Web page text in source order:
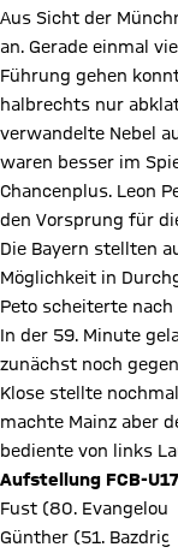
Aus Sicht der
an. Gerade einmal
Führung gehen
halbrechts nur
verwandelte Nebel
waren besser im
Chancenplus. Leon
den Vorsprung für
Die Bayern stellten
Möglichkeit in
Peto scheiterte nach
In der 59. Minute
zunächst noch
Klose stellte
machte Mainz aber
bediente von links
Aufstellung FCB-
Fust (80.
Günther (51.